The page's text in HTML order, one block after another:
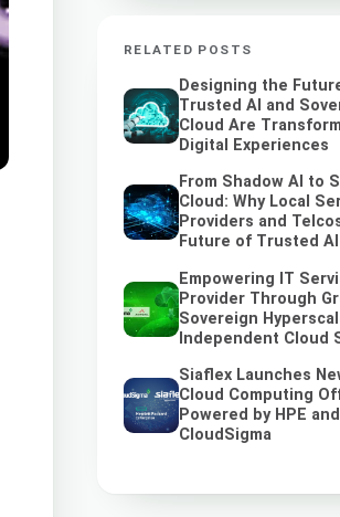
RELATED POSTS
Designing the
Trusted AI and
Cloud Are
Digital Experiences
From Shadow AI to
Cloud: Why Local
Providers and
Future of Trusted AI
Empowering IT
Provider Through
Sovereign
Independent Cloud
Siaflex Launches
Cloud Computing
Powered by HPE and
CloudSigma